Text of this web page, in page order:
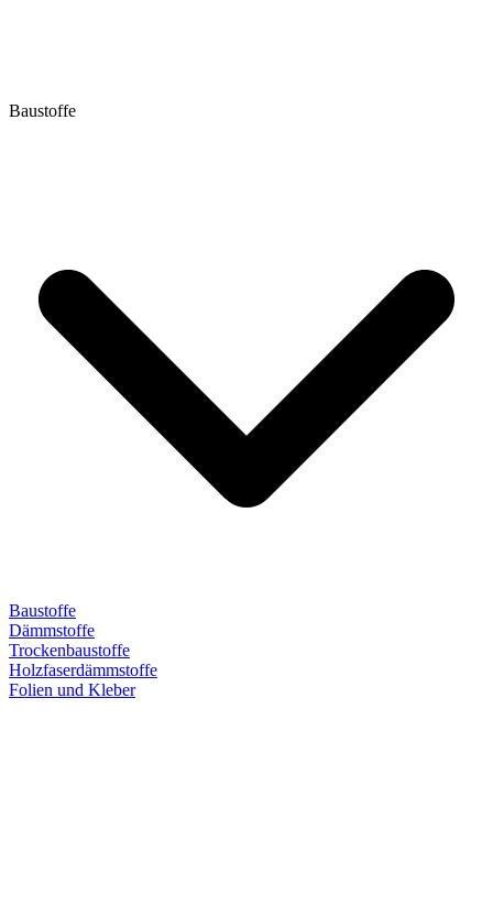
Baustoffe
Baustoffe
Dämmstoffe
Trockenbaustoffe
Holzfaserdämmstoffe
Folien und Kleber